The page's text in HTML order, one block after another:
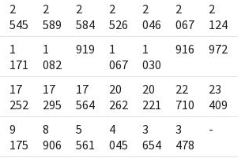
2
545
2
589
2
584
2
526
2
046
2
067
2
124
1
171
1
082
919
1
067
1
030
916 972
17
252
17
295
17
564
20
262
20
221
22
710
23
409
9
175
8
906
5
561
4
045
3
654
3
478
-